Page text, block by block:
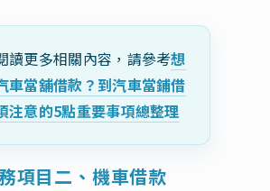
讀更多相關內容，請參考想
車當舖借款？到汽車當鋪借
注意的5點重要事項總整理
項目二、機車借款